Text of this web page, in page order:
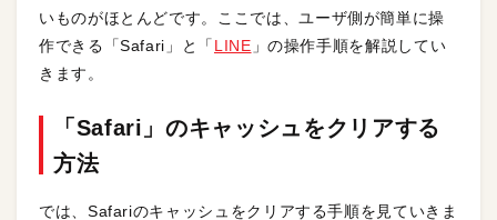
いものがほとんどです。ここでは、ユーザ側が簡単に操
作できる「Safari」と「 LINE 」の操作手順を解説してい
きます。
「Safari」のキャッシュをクリアする
方法
では、Safariのキャッシュをクリアする手順を見ていきま